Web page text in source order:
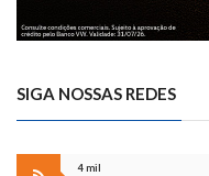
SIGA NOSSAS REDES
4 mil